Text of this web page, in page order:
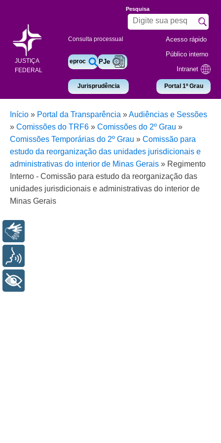
JUSTIÇA
FEDERAL
Consulta processual
eproc PJe
Jurisprudência
Pesquisa
Acesso rápido
Público interno
Intranet
Portal 1º Grau
Início » Portal da Transparência »Audiências e Sessões
» Comissões do TRF6 » Comissões do 2º Grau »
Comissões Temporárias do 2º Grau » Comissão para
estudo da reorganização das unidades jurisdicionais e
administrativas do interior de Minas Gerais » Regimento
Interno - Comissão para estudo da reorganização das
unidades jurisdicionais e administrativas do interior de
Minas Gerais